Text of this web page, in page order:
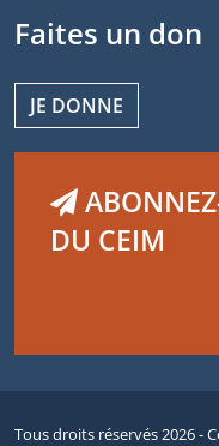
Faites un don
JE DONNE
DU CEIM
Tous droits réservés 2026 -